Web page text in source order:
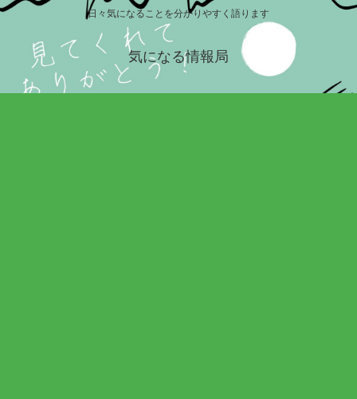
日々気になることを分かりやすく語ります
気になる情報局